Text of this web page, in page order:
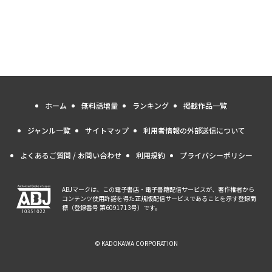
ホーム 無料話増量 ランキング 掲載作品一覧
ジャンル一覧 サイトマップ 利用者情報の外部送信について
よくあるご質問 / お問い合わせ 利用規約 プライバシーポリシー
ABJマークは、この電子書店・電子書籍配信サービスが、著作権者から
コンテンツ使用許諾を得た正規版配信サービスであることを示す登録商
標（登録番号 第6091713号）です。
© KADOKAWA CORPORATION